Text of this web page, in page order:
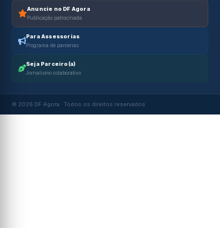
Anuncie no DF Agora
Publicação patrocinada
Para Assessorias
Programa de parcerias
Seja Parceiro(a)
Jornalismo colaborativo
© 2026 DF Agora · Todos os direitos reservados